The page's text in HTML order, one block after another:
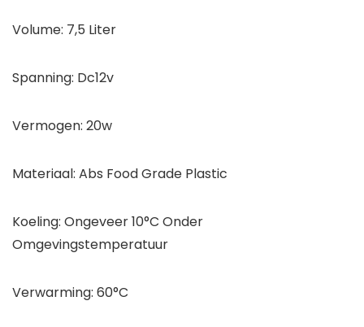
Volume: 7,5 Liter
Spanning: Dc12v
Vermogen: 20w
Materiaal: Abs Food Grade Plastic
Koeling: Ongeveer 10°C Onder
Omgevingstemperatuur
Verwarming: 60°C